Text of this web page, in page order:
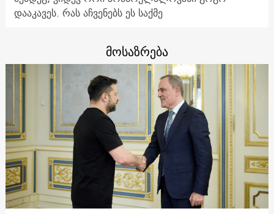
დააკავეს. რას აჩვენებს ეს საქმე
მოსაზრება